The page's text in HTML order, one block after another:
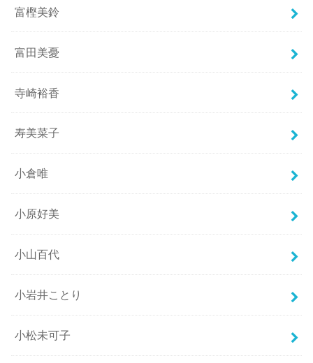
富樫美鈴
富田美憂
寺崎裕香
寿美菜子
小倉唯
小原好美
小山百代
小岩井ことり
小松未可子